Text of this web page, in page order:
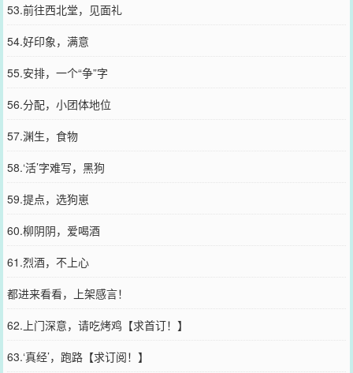
53.前往西北堂，见面礼
54.好印象，满意
55.安排，一个“争”字
56.分配，小团体地位
57.渊生，食物
58.‘活’字难写，黑狗
59.提点，选狗崽
60.柳阴阴，爱喝酒
61.烈酒，不上心
都进来看看，上架感言！
62.上门深意，请吃烤鸡【求首订！】
63.‘真经’，跑路【求订阅！】